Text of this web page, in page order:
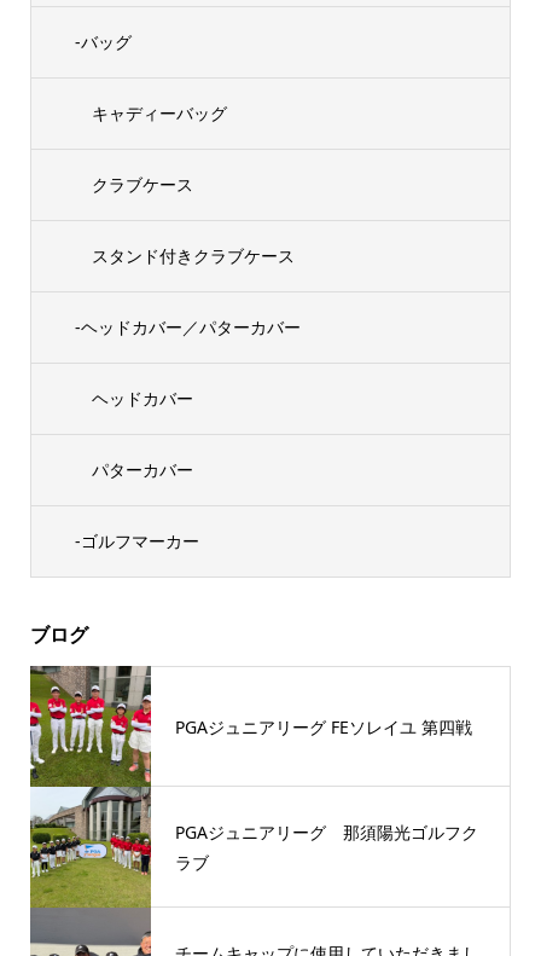
-バッグ
キャディーバッグ
クラブケース
スタンド付きクラブケース
-ヘッドカバー／パターカバー
ヘッドカバー
パターカバー
-ゴルフマーカー
ブログ
PGAジュニアリーグ FEソレイユ 第四戦
PGAジュニアリーグ 那須陽光ゴルフク
ラブ